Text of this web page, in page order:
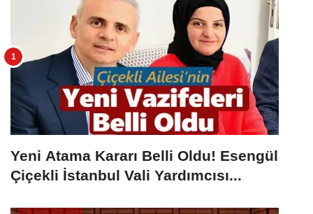
Yeni Atama Kararı Belli Oldu! Esengül
Çiçekli İstanbul Vali Yardımcısı...